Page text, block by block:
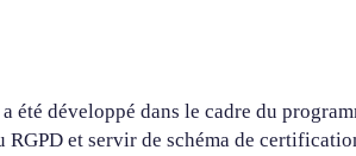
été développé dans le cadre du
et servir de schéma de